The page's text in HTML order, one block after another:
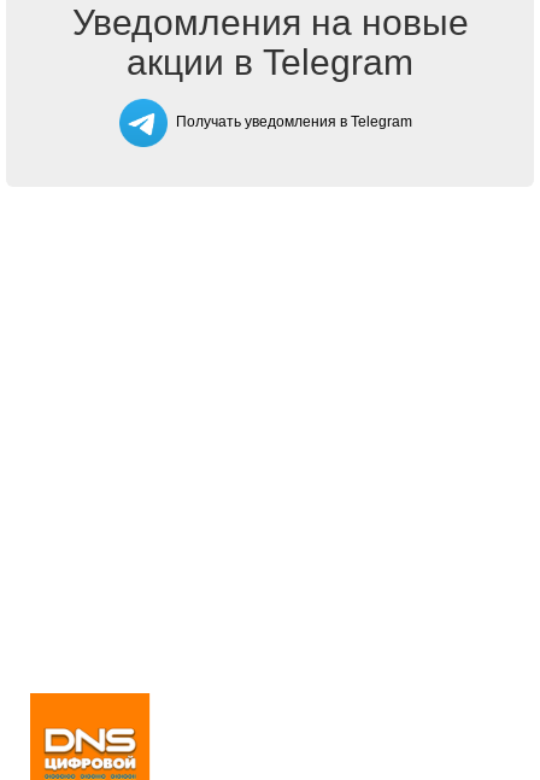
Уведомления на новые
акции в Telegram
Получать уведомления в Telegram